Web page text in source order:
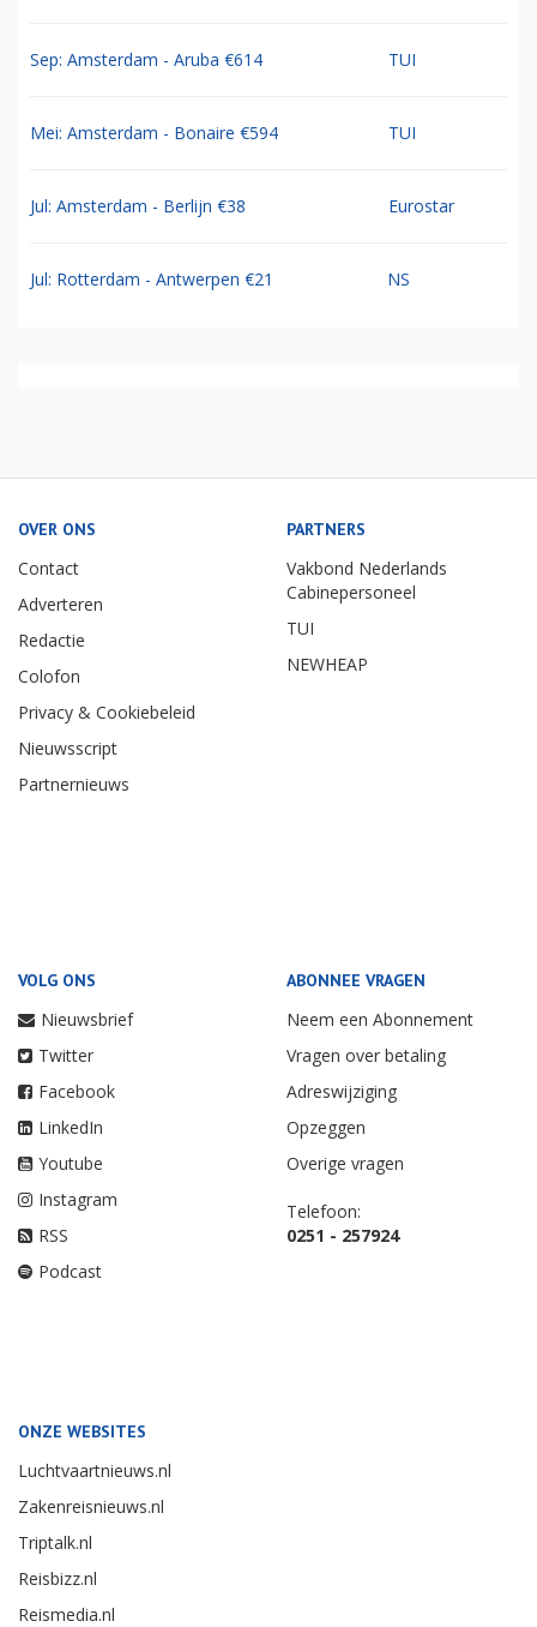
Sep: Amsterdam - Aruba €614 TUI
Mei: Amsterdam - Bonaire €594 TUI
Jul: Amsterdam - Berlijn €38 Eurostar
Jul: Rotterdam - Antwerpen €21 NS
OVER ONS
Contact
Adverteren
Redactie
Colofon
Privacy & Cookiebeleid
Nieuwsscript
Partnernieuws
PARTNERS
Vakbond Nederlands
Cabinepersoneel
TUI
NEWHEAP
VOLG ONS
Nieuwsbrief
Twitter
Facebook
LinkedIn
Youtube
Instagram
RSS
Podcast
ABONNEE VRAGEN
Neem een Abonnement
Vragen over betaling
Adreswijziging
Opzeggen
Overige vragen
Telefoon:
0251 - 257924
ONZE WEBSITES
Luchtvaartnieuws.nl
Zakenreisnieuws.nl
Triptalk.nl
Reisbizz.nl
Reismedia.nl